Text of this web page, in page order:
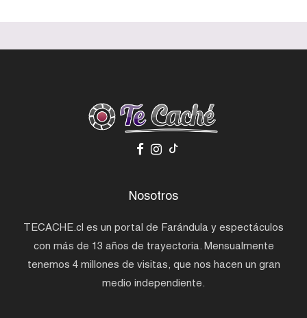
Nosotros
TECACHE.cl es un portal de Farándula y espectáculos
con más de 13 años de trayectoria. Mensualmente
tenemos 4 millones de visitas, que nos hacen un gran
medio independiente.